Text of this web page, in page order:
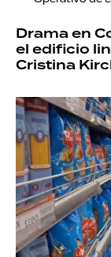
Drama en
el edificio
Cristina